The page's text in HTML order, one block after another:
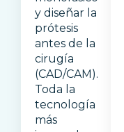
y diseñar la
prótesis
antes de la
cirugía
(CAD/CAM).
Toda la
tecnología
más